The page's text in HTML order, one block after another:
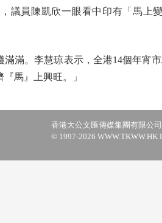
議員陳凱欣一眼看中印有「馬上
。李慧琼表示，全港14個年宵
馬』上興旺。」
香港大公文匯傳媒集團有限公
© 1997-2026 WWW.TKWW.HK